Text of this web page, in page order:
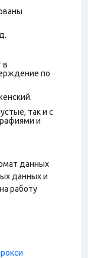
в
по
так и с
и
данных
данных и
работу